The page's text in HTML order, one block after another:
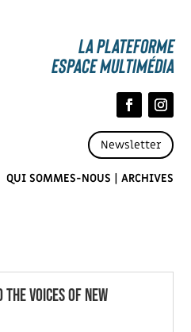
La Plateforme
espace multimédia
Newsletter
QUI SOMMES-NOUS | ARCHIVES
VOICES OF NEW